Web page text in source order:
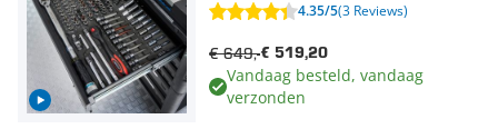
4.35/5(3 Reviews)
€ 519,20
€ 649,-
Vandaag besteld, vandaag
verzonden